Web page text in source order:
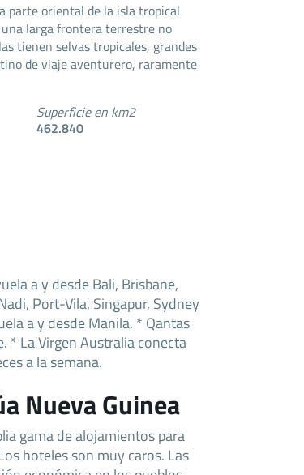
parte oriental de la isla tropical
larga frontera terrestre no
tienen selvas tropicales, grandes
de viaje aventurero, raramente
Superficie en km2
462.840
a y desde Bali, Brisbane,
Port-Vila, Singapur, Sydney
a y desde Manila. * Qantas
* La Virgen Australia conecta
a la semana.
Nueva Guinea
gama de alojamientos para
hoteles son muy caros. Las